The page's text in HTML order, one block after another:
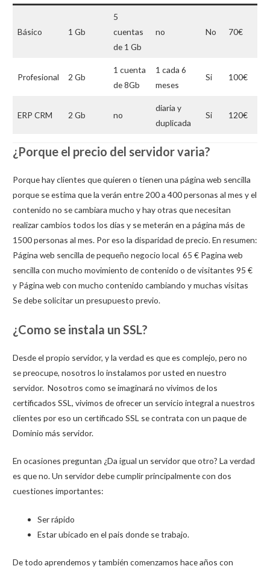
Básico 1 Gb
5
cuentas
de 1 Gb
no No 70€
Profesional 2 Gb
1 cuenta
de 8Gb
1 cada 6
meses
Si 100€
ERP CRM 2 Gb no
diaria y
duplicada
Si 120€
¿Porque el precio del servidor varia?
Porque hay clientes que quieren o tienen una página web sencilla
porque se estima que la verán entre 200 a 400 personas al mes y el
contenido no se cambiara mucho y hay otras que necesitan
realizar cambios todos los días y se meterán en a página más de
1500 personas al mes. Por eso la disparidad de precio. En resumen:
Página web sencilla de pequeño negocio local 65 € Pagina web
sencilla con mucho movimiento de contenido o de visitantes 95 €
y Página web con mucho contenido cambiando y muchas visitas
Se debe solicitar un presupuesto previo.
¿Como se instala un SSL?
Desde el propio servidor, y la verdad es que es complejo, pero no
se preocupe, nosotros lo instalamos por usted en nuestro
servidor. Nosotros como se imaginará no vivimos de los
certificados SSL, vivimos de ofrecer un servicio integral a nuestros
clientes por eso un certificado SSL se contrata con un paque de
Dominio más servidor.
En ocasiones preguntan ¿Da igual un servidor que otro? La verdad
es que no. Un servidor debe cumplir principalmente con dos
cuestiones importantes:
Ser rápido
Estar ubicado en el pais donde se trabajo.
De todo aprendemos y también comenzamos hace años con